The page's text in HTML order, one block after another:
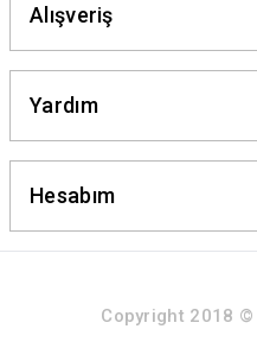
Alışveriş
Yardım
Hesabım
Copyright 2018